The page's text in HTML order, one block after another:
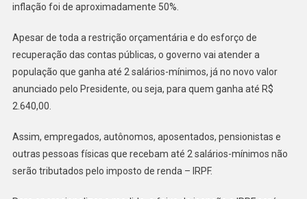
inflação foi de aproximadamente 50%.
Apesar de toda a restrição orçamentária e do esforço de
recuperação das contas públicas, o governo vai atender a
população que ganha até 2 salários-mínimos, já no novo valor
anunciado pelo Presidente, ou seja, para quem ganha até R$
2.640,00.
Assim, empregados, autônomos, aposentados, pensionistas e
outras pessoas físicas que recebam até 2 salários-mínimos não
serão tributados pelo imposto de renda – IRPF.